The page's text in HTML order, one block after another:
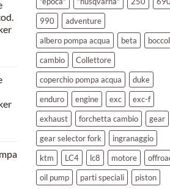
990
adventure
albero pompa acqua
beta
cambio
Collettore
coperchio pompa acqua
duke
enduro
engine exc
exc-f
exhaust
forchetta cambio
gear
gear selector fork
ingranaggio
ktm
LC4 lc8 motore
oil pump
parti speciali
piston